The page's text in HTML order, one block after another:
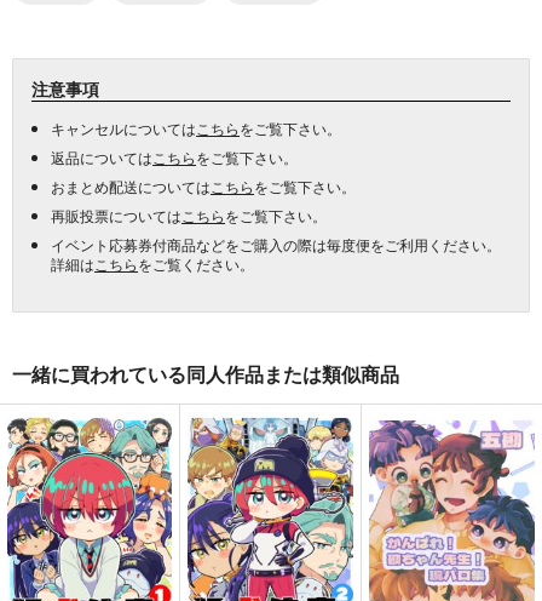
注意事項
キャンセルについては こちらをご覧下さい。
返品については こちらをご覧下さい。
おまとめ配送については こちらをご覧下さい。
再販投票については こちらをご覧下さい。
イベント応募券付商品などをご購入の際は毎度便をご利用ください。
詳細は こちらをご覧ください。
一緒に買われている同人作品または類似商品